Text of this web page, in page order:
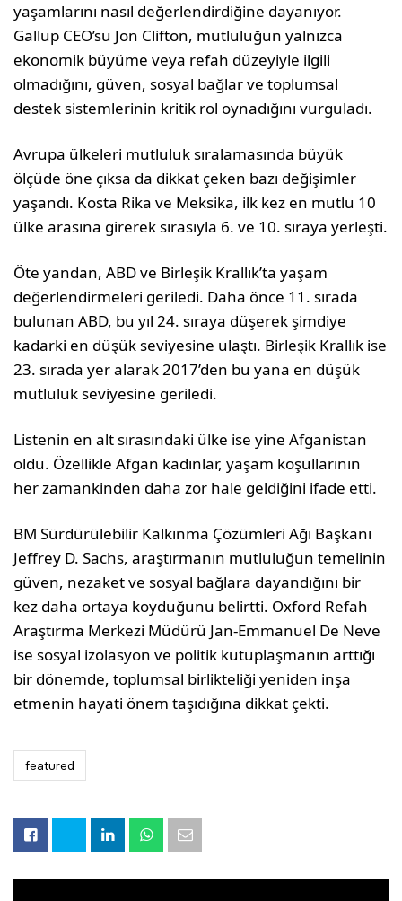
yaşamlarını nasıl değerlendirdiğine dayanıyor.
Gallup CEO’su Jon Clifton, mutluluğun yalnızca
ekonomik büyüme veya refah düzeyiyle ilgili
olmadığını, güven, sosyal bağlar ve toplumsal
destek sistemlerinin kritik rol oynadığını vurguladı.
Avrupa ülkeleri mutluluk sıralamasında büyük
ölçüde öne çıksa da dikkat çeken bazı değişimler
yaşandı. Kosta Rika ve Meksika, ilk kez en mutlu 10
ülke arasına girerek sırasıyla 6. ve 10. sıraya yerleşti.
Öte yandan, ABD ve Birleşik Krallık’ta yaşam
değerlendirmeleri geriledi. Daha önce 11. sırada
bulunan ABD, bu yıl 24. sıraya düşerek şimdiye
kadarki en düşük seviyesine ulaştı. Birleşik Krallık ise
23. sırada yer alarak 2017’den bu yana en düşük
mutluluk seviyesine geriledi.
Listenin en alt sırasındaki ülke ise yine Afganistan
oldu. Özellikle Afgan kadınlar, yaşam koşullarının
her zamankinden daha zor hale geldiğini ifade etti.
BM Sürdürülebilir Kalkınma Çözümleri Ağı Başkanı
Jeffrey D. Sachs, araştırmanın mutluluğun temelinin
güven, nezaket ve sosyal bağlara dayandığını bir
kez daha ortaya koyduğunu belirtti. Oxford Refah
Araştırma Merkezi Müdürü Jan-Emmanuel De Neve
ise sosyal izolasyon ve politik kutuplaşmanın arttığı
bir dönemde, toplumsal birlikteliği yeniden inşa
etmenin hayati önem taşıdığına dikkat çekti.
featured